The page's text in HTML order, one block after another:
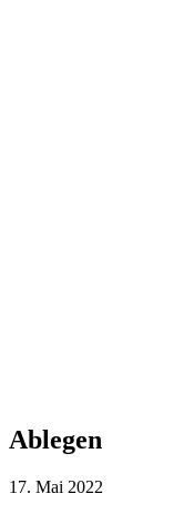
Ablegen
17. Mai 2022